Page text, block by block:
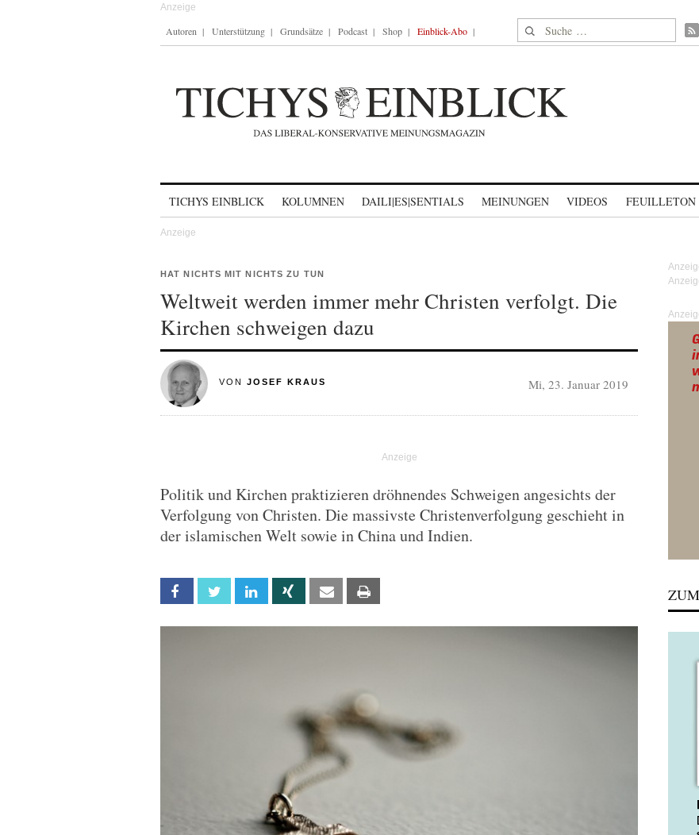
Autoren Unterstützung Grundsätze Podcast Shop Einblick-Abo Suche nach:
TICHYS EINBLICK KOLUMNEN DAILI|ES|SENTIALS MEINUNGEN VIDEOS FEUILLETON
HAT NICHTS MIT NICHTS ZU TUN
Weltweit werden immer mehr Christen verfolgt. Die
Kirchen schweigen dazu
VON JOSEF KRAUS Mi, 23. Januar 2019
Politik und Kirchen praktizieren dröhnendes Schweigen angesichts der
Verfolgung von Christen. Die massivste Christenverfolgung geschieht in
der islamischen Welt sowie in China und Indien.
Facebook Twitter Linkedin Xing Email